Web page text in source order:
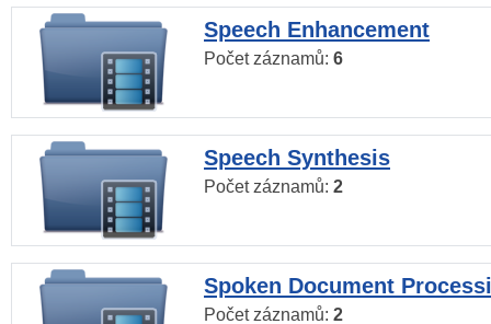
Speech Enhancement
Počet záznamů: 6
Speech Synthesis
Počet záznamů: 2
Spoken Document
Počet záznamů: 2